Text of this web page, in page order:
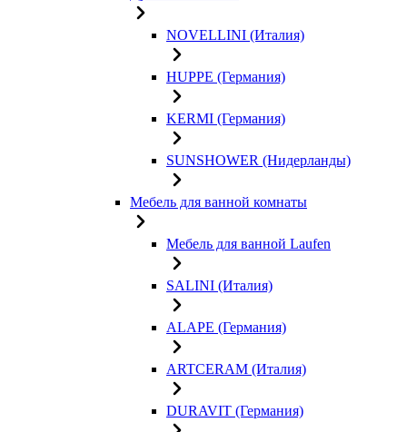
NOVELLINI (Италия)
HUPPE (Германия)
KERMI (Германия)
SUNSHOWER (Нидерланды)
Мебель для ванной комнаты
Мебель для ванной Laufen
SALINI (Италия)
ALAPE (Германия)
ARTCERAM (Италия)
DURAVIT (Германия)